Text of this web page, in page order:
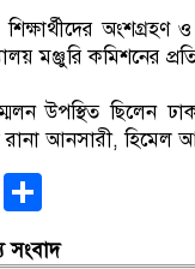
অংশগ্রহণ
মঞ্জুরি কমিশনের
উপস্থিত ছিলেন
আনসারী, হিমেল
Email
সংবাদ